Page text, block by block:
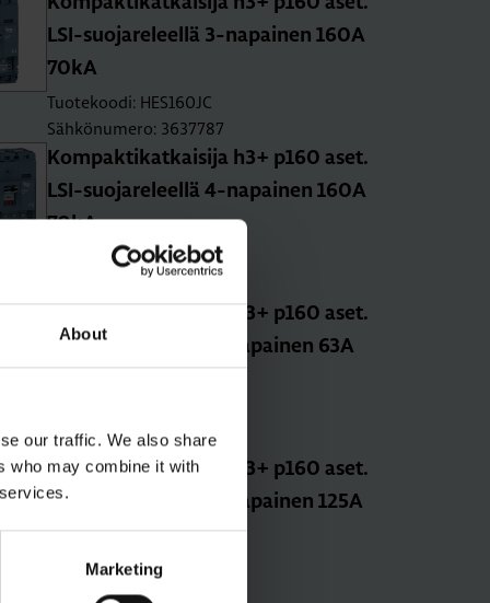
About
our traffic. We also share
who may combine it with
Marketing
LSI-suo­ja­re­leel­lä 3-na­pai­nen 160A
70kA
Tuotekoodi: HES160JC
Sähkönumero: 3637787
Kom­pak­ti­kat­kai­si­ja h3+ p160 aset.
LSI-suo­ja­re­leel­lä 4-na­pai­nen 160A
70kA
Tuotekoodi: HES161JC
Sähkönumero: 3637790
Kom­pak­ti­kat­kai­si­ja h3+ p160 aset.
TM-suo­ja­re­leel­lä 3-na­pai­nen 63A
Sähkönumero: 3637773
Kom­pak­ti­kat­kai­si­ja h3+ p160 aset.
TM-suo­ja­re­leel­lä 3-na­pai­nen 125A
70kA
Tuotekoodi: HES125DC
Sähkönumero: 3637776